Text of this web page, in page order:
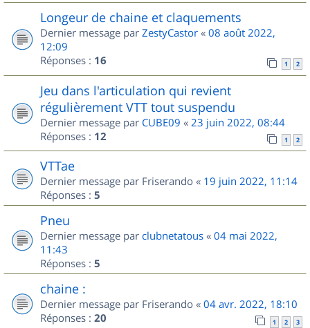
Longeur de chaine et claquements
Dernier message par ZestyCastor « 08 août 2022,
12:09
Réponses : 16 1 2
Jeu dans l'articulation qui revient
régulièrement VTT tout suspendu
Dernier message par CUBE09 « 23 juin 2022, 08:44
Réponses : 12 1 2
VTTae
Dernier message par Friserando « 19 juin 2022, 11:14
Réponses : 5
Pneu
Dernier message par clubnetatous « 04 mai 2022,
11:43
Réponses : 5
chaine :
Dernier message par Friserando « 04 avr. 2022, 18:10
Réponses : 20 1 2 3